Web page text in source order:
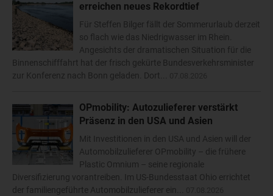
erreichen neues Rekordtief
Für Steffen Bilger fällt der Sommerurlaub derzeit
so flach wie das Niedrigwasser im Rhein.
Angesichts der dramatischen Situation für die
Binnenschifffahrt hat der frisch gekürte Bundesverkehrsminister
zur Konferenz nach Bonn geladen. Dort...
OPmobility: Autozulieferer verstärkt
Präsenz in den USA und Asien
Mit Investitionen in den USA und Asien will der
Automobilzulieferer OPmobility – die frühere
Plastic Omnium – seine regionale
Diversifizierung vorantreiben. Im US-Bundesstaat Ohio errichtet
der familiengeführte Automobilzulieferer ein...